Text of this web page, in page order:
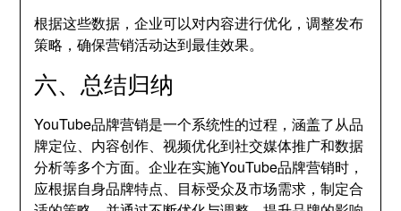
根据这些数据，企业可以对内容进行优化，调整发布
策略，确保营销活动达到最佳效果。
六、总结归纳
YouTube品牌营销是一个系统性的过程，涵盖了从品
牌定位、内容创作、视频优化到社交媒体推广和数据
分析等多个方面。企业在实施YouTube品牌营销时，
应根据自身品牌特点、目标受众及市场需求，制定合